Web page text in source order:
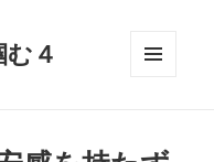
４
ット